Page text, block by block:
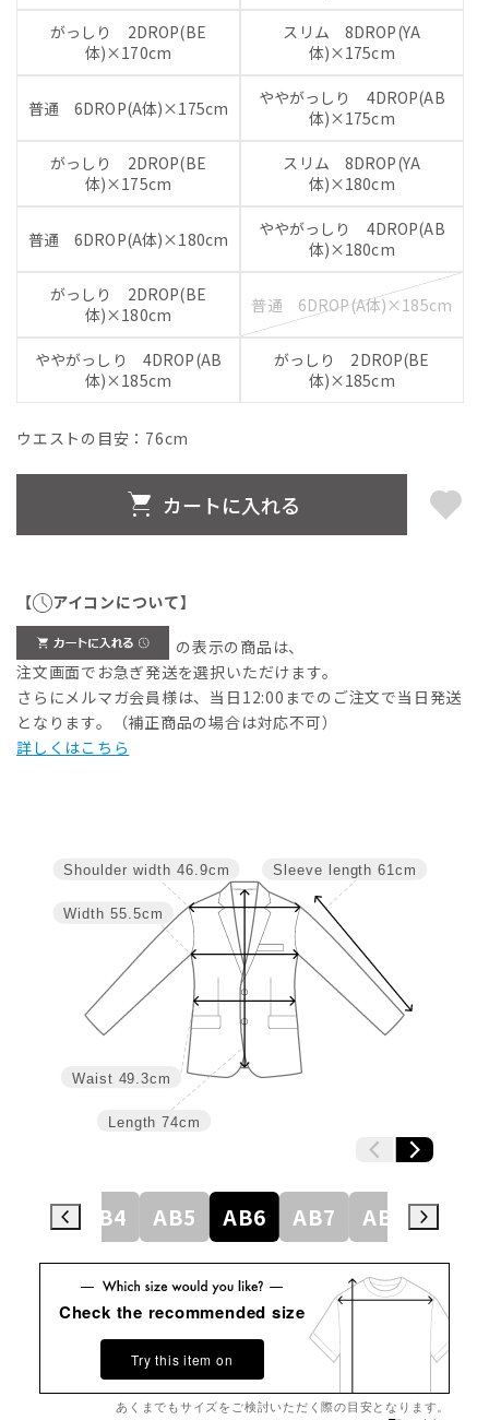
がっしり 2DROP(BE
体)×170cm
スリム 8DROP(YA
体)×175cm
普通 6DROP(A体)×175cm
ややがっしり 4DROP(AB
体)×175cm
がっしり 2DROP(BE
体)×175cm
スリム 8DROP(YA
体)×180cm
普通 6DROP(A体)×180cm
ややがっしり 4DROP(AB
体)×180cm
がっしり 2DROP(BE
体)×180cm
普通 6DROP(A体)×185cm
ややがっしり 4DROP(AB
体)×185cm
がっしり 2DROP(BE
体)×185cm
ウエストの目安： 76cm
カートに入れる
【 アイコンについて】
の表示の商品は、
注文画面でお急ぎ発送を選択いただけます。
さらにメルマガ会員様は、当日12:00までのご注文で当日発送
となります。（補正商品の場合は対応不可）
詳しくはこちら
Sleeve length 61cm
Length 74cm
Waist 49.3cm
Width 55.5cm
Shoulder width 46.9cm
AB4 AB5 AB6 AB7 AB8
Check the recommended size
Try this item on
あくまでもサイズをご検討いただく際の目安となります。